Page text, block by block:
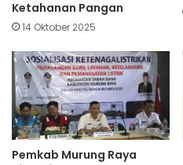
Ketahanan Pangan
14 Oktober 2025
Pemkab Murung Raya